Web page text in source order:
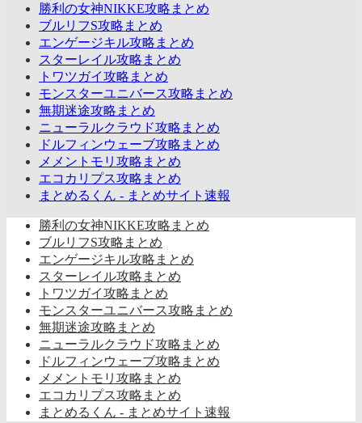
勝利の女神NIKKE攻略まとめ
ブルリフS攻略まとめ
エンゲージキル攻略まとめ
スターレイル攻略まとめ
トワツガイ攻略まとめ
モンスターユニバース攻略まとめ
無期迷途攻略まとめ
ニューラルクラウド攻略まとめ
ドルフィンウェーブ攻略まとめ
メメントモリ攻略まとめ
エコカリプス攻略まとめ
まとめるくん - まとめサイト速報
勝利の女神NIKKE攻略まとめ
ブルリフS攻略まとめ
エンゲージキル攻略まとめ
スターレイル攻略まとめ
トワツガイ攻略まとめ
モンスターユニバース攻略まとめ
無期迷途攻略まとめ
ニューラルクラウド攻略まとめ
ドルフィンウェーブ攻略まとめ
メメントモリ攻略まとめ
エコカリプス攻略まとめ
まとめるくん - まとめサイト速報